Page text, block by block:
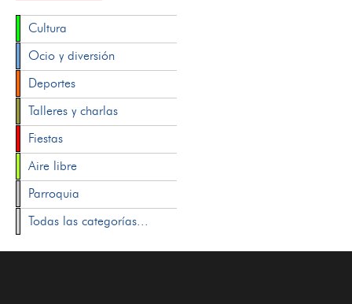
Cultura
Ocio y diversión
Deportes
Talleres y charlas
Fiestas
Aire libre
Parroquia
Todas las categorías...